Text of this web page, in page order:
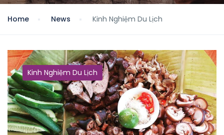
Home News Kinh Nghiệm Du Lịch
Kinh Nghiệm Du Lịch